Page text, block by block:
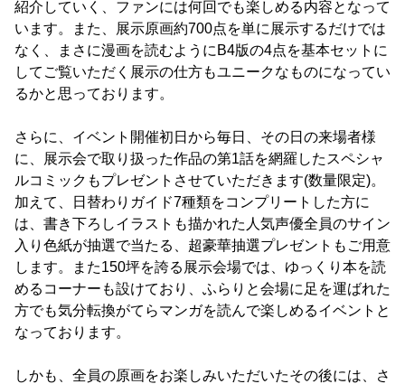
紹介していく、ファンには何回でも楽しめる内容となって
います。また、展示原画約700点を単に展示するだけでは
なく、まさに漫画を読むようにB4版の4点を基本セットに
してご覧いただく展示の仕方もユニークなものになってい
るかと思っております。
さらに、イベント開催初日から毎日、その日の来場者様
に、展示会で取り扱った作品の第1話を網羅したスペシャ
ルコミックもプレゼントさせていただきます(数量限定)。
加えて、日替わりガイド7種類をコンプリートした方に
は、書き下ろしイラストも描かれた人気声優全員のサイン
入り色紙が抽選で当たる、超豪華抽選プレゼントもご用意
します。また150坪を誇る展示会場では、ゆっくり本を読
めるコーナーも設けており、ふらりと会場に足を運ばれた
方でも気分転換がてらマンガを読んで楽しめるイベントと
なっております。
しかも、全員の原画をお楽しみいただいたその後には、さ